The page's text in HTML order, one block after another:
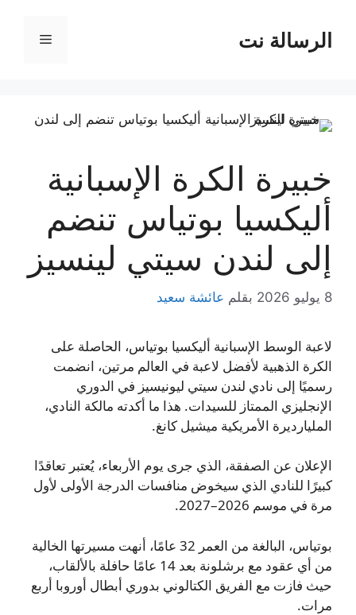
المحتوىالرسالة نت القائمة
خبيرة الكرة الإسبانية
أليكسيا بوتياس تنضم
إلى لندن سيتي لينسيز
8 يوليو 2026 بقلم عائشة سعيد
لاعبة الوسط الإسبانية أليكسيا بوتياس، الحاصلة على
الكرة الذهبية لأفضل لاعبة في العالم مرتين، انضمت
رسميًا إلى نادي لندن سيتي ليونيسيز في الدوري
الإنجليزي الممتاز للسيدات. هذا ما أكدته مالكة النادي،
المليارديرة الأمريكية ميشيل كانغ.
الإعلان عن الصفقة، الذي جرى يوم الأربعاء، يُعتبر تعاقدًا
كبيرًا للنادي الذي سيخوض منافسات الدرجة الأولى لأول
مرة في موسم 2026–2027.
بوتياس، البالغة من العمر 32 عامًا، أنهت مسيرتها الخالية
من أي عقود مع برشلونة بعد 14 عامًا حافلة بالألقاب،
حيث فازت مع الفريق الكتالوني بدوري أبطال أوروبا أربع
مرات.